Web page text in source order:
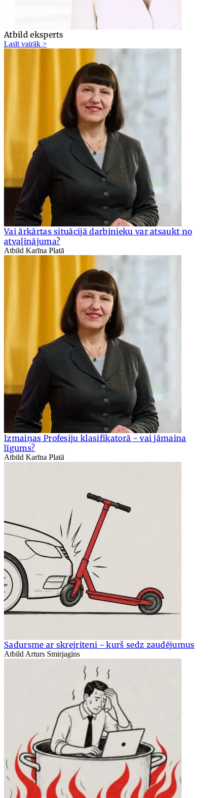
Atbild eksperts
Lasīt vairāk >
Vai ārkārtas situācijā darbinieku var atsaukt no
atvaļinājuma?
Atbild Karīna Platā
Izmaiņas Profesiju klasifikatorā - vai jāmaina
līgums?
Atbild Karīna Platā
Sadursme ar skrejriteni - kurš sedz zaudējumus
Atbild Arturs Smirjagins